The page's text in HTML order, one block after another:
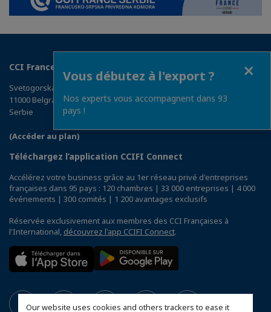
Our website uses cookies and others trackers to ease it
CCI France Serbie
Svetogorska 7L
11000 Belgrade
Serbie
(Accéder au plan)
Téléchargez l’application CCIFI Connect
Accélérez votre business grâce au 1er réseau privé d'entreprises
françaises dans 95 pays : 120 chambres | 33 000 entreprises | 4 000
événements | 300 comités | 1 200 avantages exclusifs
Réservée exclusivement aux membres des CCI Françaises à
l'International, découvrez l'app CCIFI Connect.
Vous débutez à l'export ?
Nos experts vous accompagnent dans 93
pays !